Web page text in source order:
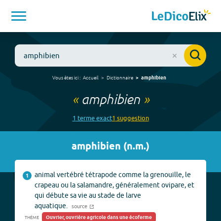
Vous êtes ici : Accueil Dictionnaire amphibien
« amphibien»
1 termeexact1 suggestion
amphibien (n.m.)
1
animal vertébré tétrapode comme la grenouille, le
crapeau ou la salamandre, généralement ovipare, et
qui débute sa vie au stade de larve
aquatique.
source
THÈME Ouvrier, ouvrière agricole dans une écoferme